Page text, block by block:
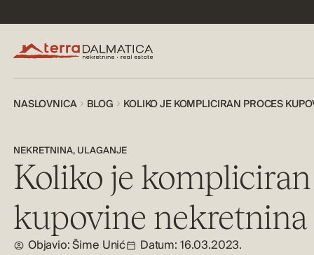
NASLOVNICA BLOG KOLIKO JE KOMPLICIRAN PROCES
NEKRETNINA,ULAGANJE
Koliko je
kupovine
Objavio:Šime Unić Datum: 16.03.2023.